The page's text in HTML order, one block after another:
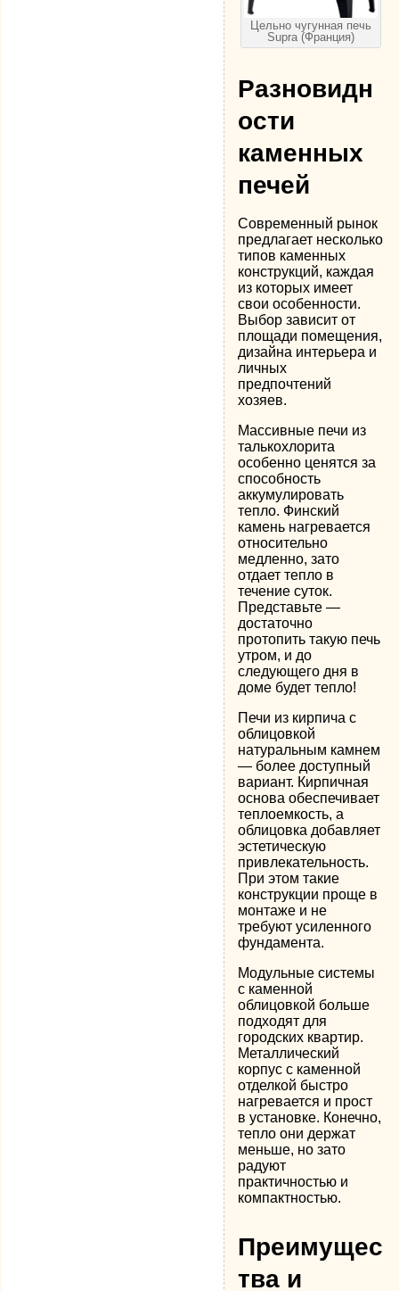
Цельно чугунная печь
Supra (Франция)
Разновидн
ости
каменных
печей
Современный рынок
предлагает несколько
типов каменных
конструкций, каждая
из которых имеет
свои особенности.
Выбор зависит от
площади помещения,
дизайна интерьера и
личных
предпочтений
хозяев.
Массивные печи из
талькохлорита
особенно ценятся за
способность
аккумулировать
тепло. Финский
камень нагревается
относительно
медленно, зато
отдает тепло в
течение суток.
Представьте —
достаточно
протопить такую печь
утром, и до
следующего дня в
доме будет тепло!
Печи из кирпича с
облицовкой
натуральным камнем
— более доступный
вариант. Кирпичная
основа обеспечивает
теплоемкость, а
облицовка добавляет
эстетическую
привлекательность.
При этом такие
конструкции проще в
монтаже и не
требуют усиленного
фундамента.
Модульные системы
с каменной
облицовкой больше
подходят для
городских квартир.
Металлический
корпус с каменной
отделкой быстро
нагревается и прост
в установке. Конечно,
тепло они держат
меньше, но зато
радуют
практичностью и
компактностью.
Преимущес
тва и